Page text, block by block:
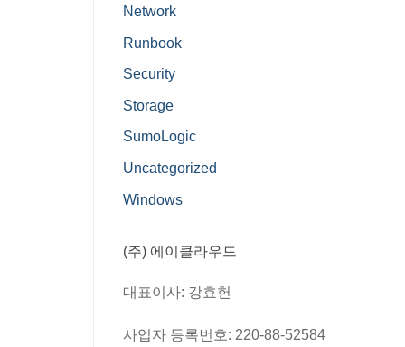
Network
Runbook
Security
Storage
SumoLogic
Uncategorized
Windows
(주) 에이클라우드
대표이사: 강효헌
사업자 등록번호: 220-88-52584